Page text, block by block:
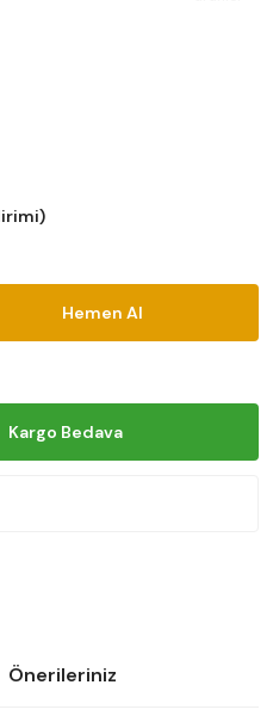
Hemen Al
Kargo Bedava
Önerileriniz